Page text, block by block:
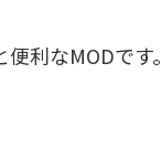
利なMODです。